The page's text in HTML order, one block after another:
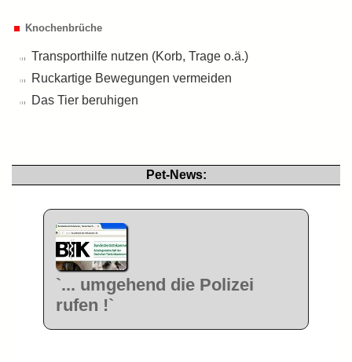
Knochenbrüche
Transporthilfe nutzen (Korb, Trage o.ä.)
Ruckartige Bewegungen vermeiden
Das Tier beruhigen
Pet-News:
`... umgehend die Polizei
rufen !`